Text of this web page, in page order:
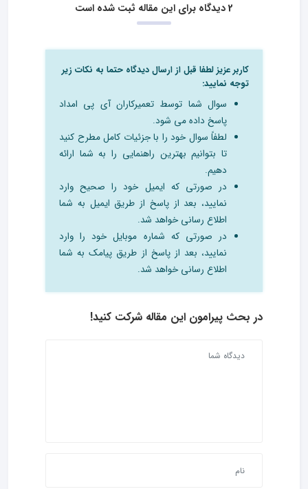
2 دیدگاه برای این مقاله ثبت شده است
کاربر عزیز لطفا قبل از ارسال دیدگاه حتما به نکات زیر
توجه نمایید:
سوال شما توسط تعمیرکاران آی پی امداد
پاسخ داده می شود.
لطفاً سوال خود را با جزئیات کامل مطرح کنید
تا بتوانیم بهترین راهنمایی را به شما ارائه
دهیم.
در صورتی که ایمیل خود را صحیح وارد
نمایید، بعد از پاسخ از طریق ایمیل به شما
اطلاع رسانی خواهد شد.
در صورتی که شماره موبایل خود را وارد
نمایید، بعد از پاسخ از طریق پیامک به شما
اطلاع رسانی خواهد شد.
در بحث‌ پیرامون این مقاله شرکت کنید!